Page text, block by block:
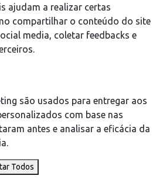
ajudam a realizar certas
compartilhar o conteúdo do site
media, coletar feedbacks e
são usados para entregar aos
com base nas
antes e analisar a eficácia da
Todos